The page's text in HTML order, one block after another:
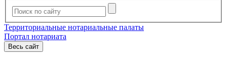
Территориальные нотариальные палаты
Портал нотариата
Весь сайт